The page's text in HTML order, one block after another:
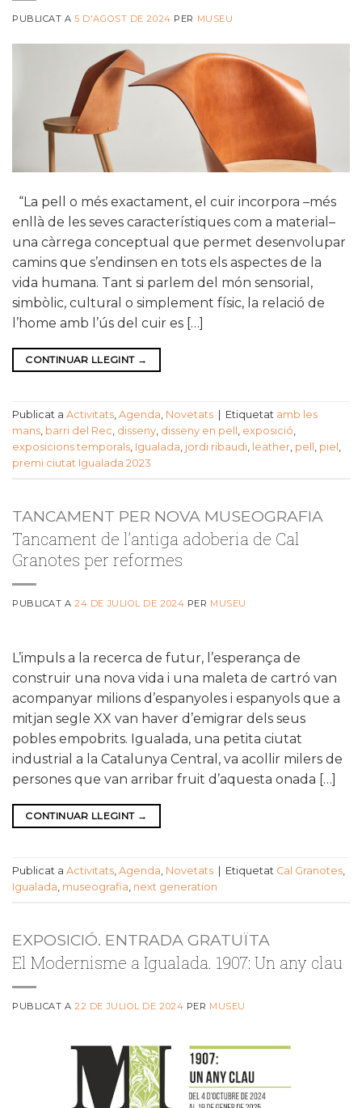
PUBLICAT A5 D'AGOST DE 2024 PER MUSEU
“La pell o més exactament, el cuir incorpora –més
enllà de les seves característiques com a material–
una càrrega conceptual que permet desenvolupar
camins que s’endinsen en tots els aspectes de la
vida humana. Tant si parlem del món sensorial,
simbòlic, cultural o simplement físic, la relació de
l’home amb l’ús del cuir es […]
CONTINUAR LLEGINT →
Publicat a Activitats, Agenda, Novetats Etiquetat amb les
mans, barri del Rec, disseny, disseny en pell , exposició,
exposicions temporals, Igualada, jordi ribaudi, leather, pell , piel ,
premi ciutat Igualada 2023
TANCAMENT PER NOVA MUSEOGRAFIA
Tancament de l’antiga adoberia de Cal
Granotes per reformes
PUBLICAT A24 DE JULIOL DE 2024 PER MUSEU
L’impuls a la recerca de futur, l’esperança de
construir una nova vida i una maleta de cartró van
acompanyar milions d’espanyoles i espanyols que a
mitjan segle XX van haver d’emigrar dels seus
pobles empobrits. Igualada, una petita ciutat
industrial a la Catalunya Central, va acollir milers de
persones que van arribar fruit d’aquesta onada […]
CONTINUAR LLEGINT →
Publicat a Activitats, Agenda, Novetats Etiquetat Cal Granotes,
Igualada, museografia, next generation
EXPOSICIÓ. ENTRADA GRATUÏTA
El Modernisme a Igualada. 1907: Un any clau
PUBLICAT A22 DE JULIOL DE 2024 PER MUSEU